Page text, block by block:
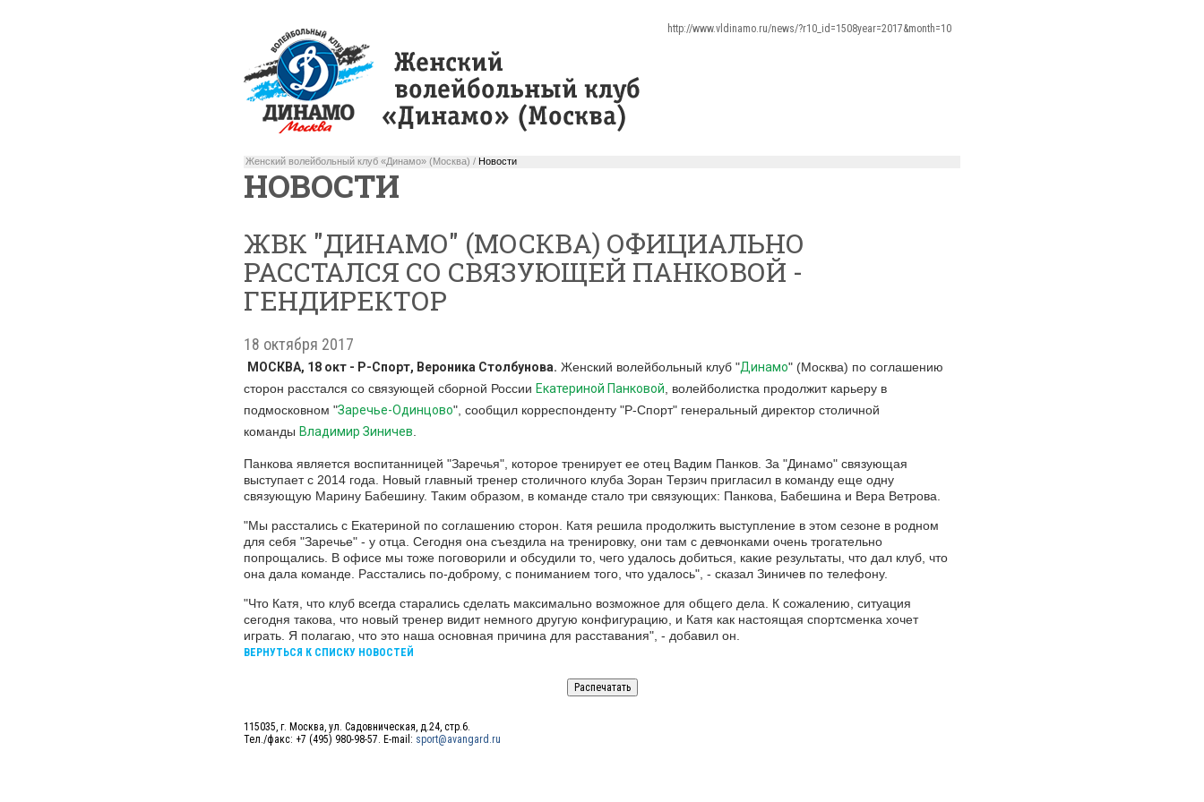
http://www.vldinamo.ru/news/?r10_id=1508year=2017&month=10
Женский волейбольный клуб «Динамо» (Москва) / Новости
НОВОСТИ
ЖВК "ДИНАМО" (МОСКВА) ОФИЦИАЛЬНО
РАССТАЛСЯ СО СВЯЗУЮЩЕЙ ПАНКОВОЙ -
ГЕНДИРЕКТОР
18 октября 2017
МОСКВА, 18 окт - Р-Спорт, Вероника Столбунова. Женский волейбольный клуб "Динамо" (Москва) по соглашению
сторон расстался со связующей сборной России Екатериной Панковой , волейболистка продолжит карьеру в
подмосковном "Заречье-Одинцово", сообщил корреспонденту "Р-Спорт" генеральный директор столичной
команды Владимир Зиничев
Панкова является воспитанницей "Заречья", которое тренирует ее отец Вадим Панков. За "Динамо" связующая
выступает с 2014 года. Новый главный тренер столичного клуба Зоран Терзич пригласил в команду еще одну
связующую Марину Бабешину. Таким образом, в команде стало три связующих: Панкова, Бабешина и Вера Ветрова.
"Мы расстались с Екатериной по соглашению сторон. Катя решила продолжить выступление в этом сезоне в родном
для себя "Заречье" - у отца. Сегодня она съездила на тренировку, они там с девчонками очень трогательно
попрощались. В офисе мы тоже поговорили и обсудили то, чего удалось добиться, какие результаты, что дал клуб, что
она дала команде. Расстались по-доброму, с пониманием того, что удалось", - сказал Зиничев по телефону.
"Что Катя, что клуб всегда старались сделать максимально возможное для общего дела. К сожалению, ситуация
сегодня такова, что новый тренер видит немного другую конфигурацию, и Катя как настоящая спортсменка хочет
играть. Я полагаю, что это наша основная причина для расставания", - добавил он.
ВЕРНУТЬСЯ К СПИСКУ НОВОСТЕЙ
115035, г. Москва, ул. Садовническая, д.24, стр.6.
Тел./факс: +7 (495) 980-98-57. E-mail: sport@avangard.ru